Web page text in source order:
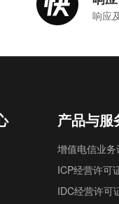
响应
产品与服
增值电信业
ICP经营许可
IDC经营许可